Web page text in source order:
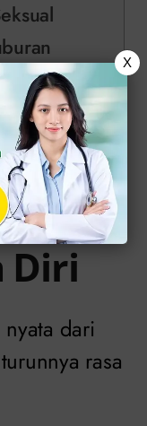
Dini
Diri
dari
rasa
X